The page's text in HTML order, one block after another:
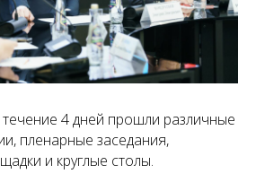
4 дней прошли различные
пленарные заседания,
и круглые столы.